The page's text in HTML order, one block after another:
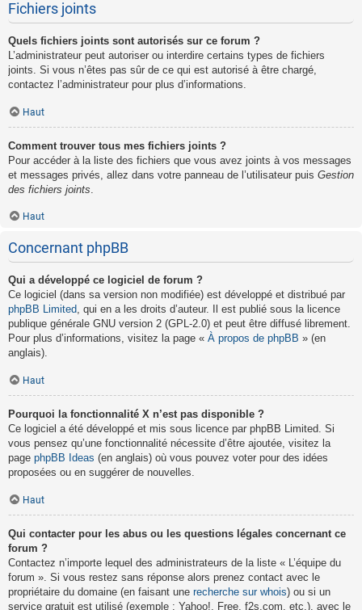
Fichiers joints
Quels fichiers joints sont autorisés sur ce forum ?
L’administrateur peut autoriser ou interdire certains types de fichiers
joints. Si vous n’êtes pas sûr de ce qui est autorisé à être chargé,
contactez l’administrateur pour plus d’informations.
Haut
Comment trouver tous mes fichiers joints ?
Pour accéder à la liste des fichiers que vous avez joints à vos messages
et messages privés, allez dans votre panneau de l’utilisateur puis Gestion
des fichiers joints
Haut
Concernant phpBB
Qui a développé ce logiciel de forum ?
Ce logiciel (dans sa version non modifiée) est développé et distribué par
phpBB Limited, qui en a les droits d’auteur. Il est publié sous la licence
publique générale GNU version 2 (GPL-2.0) et peut être diffusé librement.
Pour plus d’informations, visitez la page « À propos de phpBB » (en
anglais).
Haut
Pourquoi la fonctionnalité X n’est pas disponible ?
Ce logiciel a été développé et mis sous licence par phpBB Limited. Si
vous pensez qu’une fonctionnalité nécessite d’être ajoutée, visitez la
page phpBB Ideas (en anglais) où vous pouvez voter pour des idées
proposées ou en suggérer de nouvelles.
Haut
Qui contacter pour les abus ou les questions légales concernant ce
forum ?
Contactez n’importe lequel des administrateurs de la liste « L’équipe du
forum ». Si vous restez sans réponse alors prenez contact avec le
propriétaire du domaine (en faisant une recherche sur whois) ou si un
service gratuit est utilisé (exemple : Yahoo!, Free, f2s.com, etc.), avec le